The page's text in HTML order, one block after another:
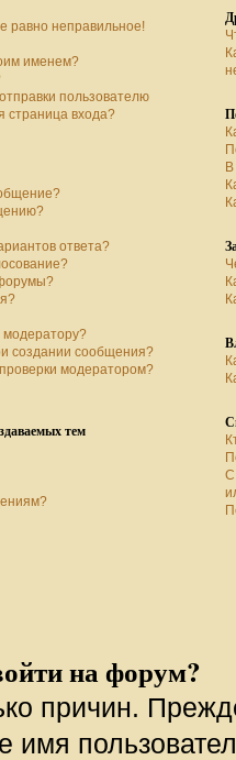
равно неправильное!
именем?
пользователю
страница входа?
ответа?
модератору?
создании сообщения?
модератором?
тем
С
на форум?
причин.
имя